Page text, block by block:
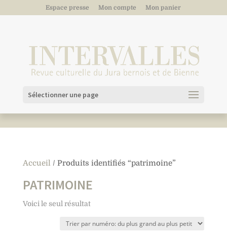
Espace presse Mon compte Mon panier
Sélectionner une page
Accueil/ Produits identifiés “patrimoine”
PATRIMOINE
Voici le seul résultat